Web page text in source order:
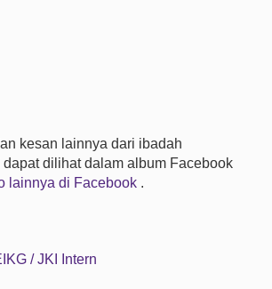
kesan lainnya dari ibadah
dapat dilihat dalam album Facebook
lainnya di Facebook .
/ JKI Intern